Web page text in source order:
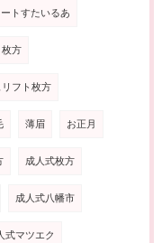
トすたいるあ
方
フト枚方
薄眉 お正月
成人式枚方
成人式八幡市
式マツエク